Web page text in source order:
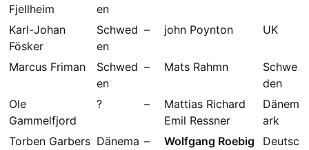
Fjellheim
en
Karl-Johan
Fösker
Schwed
en
– john Poynton UK
Marcus Friman
Schwed
en
– Mats Rahmn
Schwe
den
Ole
Gammelfjord
? –
Mattias Richard
Emil Ressner
Dänem
ark
Torben Garbers Dänema – Wolfgang Roebig
Deutsc